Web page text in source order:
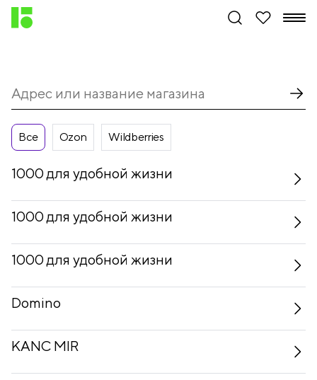
Все Ozon Wildberries
1000 для удобной жизни
1000 для удобной жизни
1000 для удобной жизни
Domino
KANC MIR